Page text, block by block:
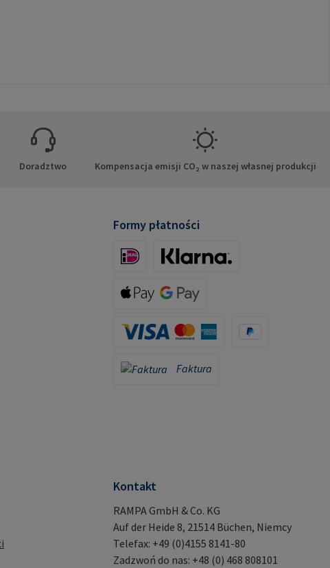
Doradztwo Kompensacja emisji CO₂ w naszej własnej produkcji
Formy płatności
Faktura
Faktura
Kontakt
RAMPA GmbH & Co. KG
Auf der Heide 8, 21514 Büchen, Niemcy
Telefax: +49 (0)4155 8141-80
Zadzwoń do nas: +48 (0) 468 808101